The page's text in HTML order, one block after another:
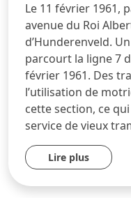
Le 11 février 1961,
avenue du Roi
d’Hunderenveld.
parcourt la ligne 7
février 1961. Des
l’utilisation de
cette section, ce
service de vieux
Lire plus